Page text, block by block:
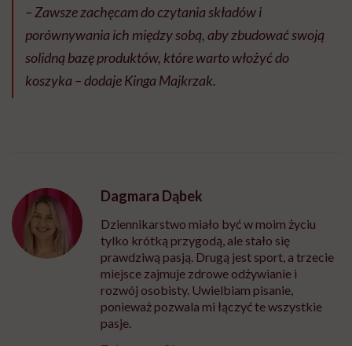
– Zawsze zachęcam do czytania składów i
porównywania ich między sobą, aby zbudować swoją
solidną bazę produktów, które warto włożyć do
koszyka – dodaje Kinga Majkrzak.
Dagmara Dąbek
Dziennikarstwo miało być w moim życiu
tylko krótką przygodą, ale stało się
prawdziwą pasją. Drugą jest sport, a trzecie
miejsce zajmuje zdrowe odżywianie i
rozwój osobisty. Uwielbiam pisanie,
ponieważ pozwala mi łączyć te wszystkie
pasje.